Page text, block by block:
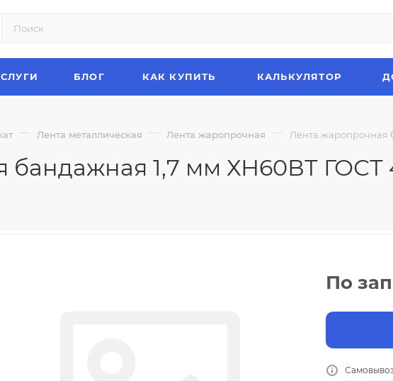
БЛОГ КАК КУПИТЬ КАЛЬКУЛЯТОР
— Лента металлическая — Лента жаропрочная — Лента жаропрочная
1,7 мм ХН60ВТ ГОСТ
По